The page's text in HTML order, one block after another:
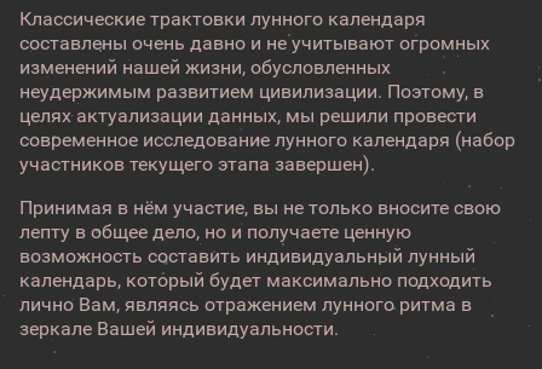
Классические трактовки лунного календаря
составлены очень давно и не учитывают огромных
изменений нашей жизни, обусловленных
неудержимым развитием цивилизации. Поэтому, в
целях актуализации данных, мы решили провести
современное исследование лунного календаря (набор
участников текущего этапа завершен).
Принимая в нём участие, вы не только вносите свою
лепту в общее дело, но и получаете ценную
возможность составить индивидуальный лунный
календарь, который будет максимально подходить
лично Вам, являясь отражением лунного ритма в
зеркале Вашей индивидуальности.